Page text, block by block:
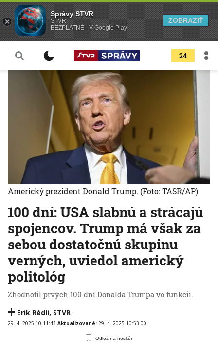
24
100 dní: USA slabnú a strácajú
spojencov. Trump má však za
sebou dostatočnú skupinu
verných, uviedol americký
politológ
Zhodnotil prvých 100 dní Donalda Trumpa vo funkcii.
Erik Rédli, STVR
29. 4. 2025 10:11:43 Aktualizované: 29. 4. 2025 10:53:00
Odlož na neskôr
Americký prezident Donald Trump. (Foto: TASR/AP)
Správy STVR
STVR
BEZPLATNÉ - V Google Play
ZOBRAZIŤ